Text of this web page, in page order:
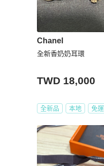
Chanel
全新香奶奶耳環
TWD 18,000
全新品 本地 免運